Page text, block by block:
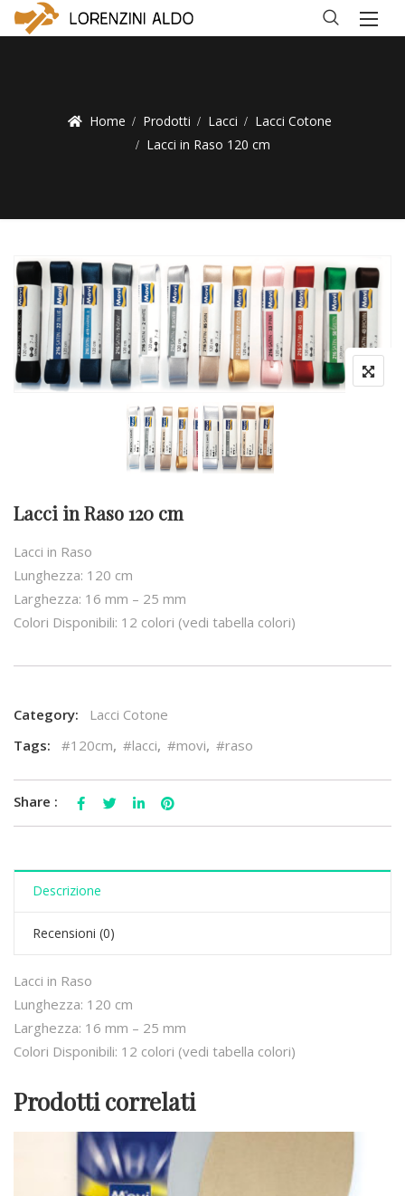
Home Prodotti Lacci
Lacci Cotone
Lacci in Raso 120 cm
Lacci in Raso 120 cm
Lacci in Raso
Lunghezza: 120 cm
Larghezza: 16 mm – 25 mm
Colori Disponibili: 12 colori (vedi tabella colori)
Category:
Lacci Cotone
Tags:
#120cm, #lacci, #movi, #raso
Share :
Descrizione
Recensioni (0)
Lacci in Raso
Lunghezza: 120 cm
Larghezza: 16 mm – 25 mm
Colori Disponibili: 12 colori (vedi tabella colori)
Prodotti correlati